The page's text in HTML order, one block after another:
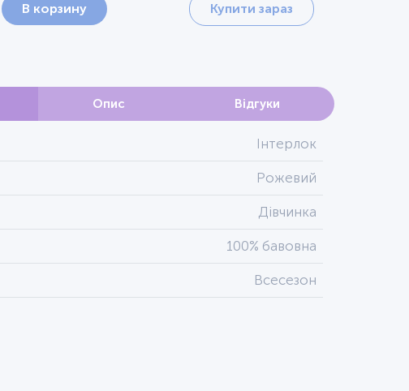
В корзину Купити зараз
Опис Відгуки
Інтерлок
Рожевий
Дівчинка
100% бавовна
Всесезон